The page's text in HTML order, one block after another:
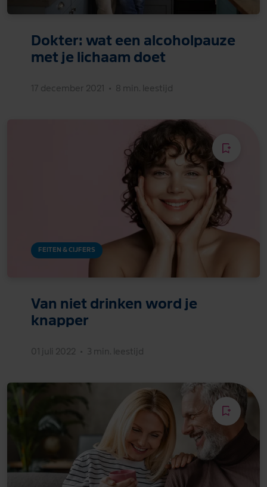
Dokter: wat een alcoholpauze
met je lichaam doet
17 december 2021 • 8 min. leestijd
FEITEN & CIJFERS
Van niet drinken word je
knapper
01 juli 2022 • 3 min. leestijd